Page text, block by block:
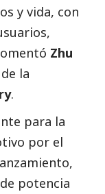
y vida, con
Zhu
la
.
para la
por el
potencia